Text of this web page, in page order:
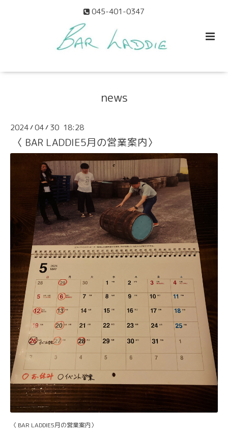
045-401-0347
news
2024/04/ 30 18:28
〈 BAR LADDIE5月の営業案内〉
〈 BAR LADDIE5月の営業案内〉